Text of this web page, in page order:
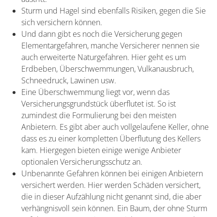
Sturm und Hagel sind ebenfalls Risiken, gegen die Sie
sich versichern können.
Und dann gibt es noch die Versicherung gegen
Elementargefahren, manche Versicherer nennen sie
auch erweiterte Naturgefahren. Hier geht es um
Erdbeben, Überschwemmungen, Vulkanausbruch,
Schneedruck, Lawinen usw.
Eine Überschwemmung liegt vor, wenn das
Versicherungsgrundstück überflutet ist. So ist
zumindest die Formulierung bei den meisten
Anbietern. Es gibt aber auch vollgelaufene Keller, ohne
dass es zu einer kompletten Überflutung des Kellers
kam. Hiergegen bieten einige wenige Anbieter
optionalen Versicherungsschutz an.
Unbenannte Gefahren können bei einigen Anbietern
versichert werden. Hier werden Schäden versichert,
die in dieser Aufzählung nicht genannt sind, die aber
verhängnisvoll sein können. Ein Baum, der ohne Sturm